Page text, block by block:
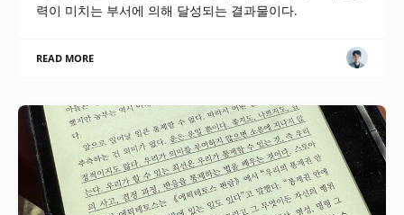
력이 미치는 부서에 의해 달성되는 결과물이다.
READ MORE